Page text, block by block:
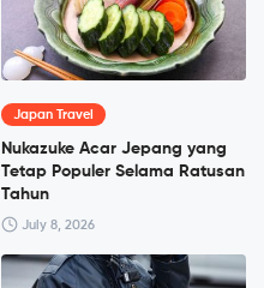
Japan Travel
Nukazuke Acar Jepang yang
Tetap Populer Selama Ratusan
Tahun
July 8, 2026